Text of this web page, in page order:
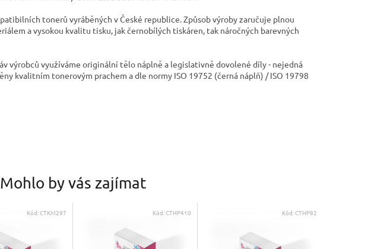
tonerů vyráběných v České republice. Způsob výroby zaručuje plnou
a vysokou kvalitu tisku, jak černobílých tiskáren, tak náročných barevných
výrobců využíváme originální tělo náplně a legislativně dovolené díly - nejedná
kvalitním tonerovým prachem a dle normy ISO 19752 (černá náplň) / ISO 19798
Mohlo by vás zajímat
Kód:CTKM297 Kód:CTHP410 Kód:CTHP82